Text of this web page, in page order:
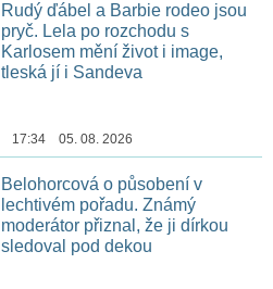
Rudý ďábel a Barbie rodeo jsou
pryč. Lela po rozchodu s
Karlosem mění život i image,
tleská jí i Sandeva
17:34 05. 08. 2026
Belohorcová o působení v
lechtivém pořadu. Známý
moderátor přiznal, že ji dírkou
sledoval pod dekou